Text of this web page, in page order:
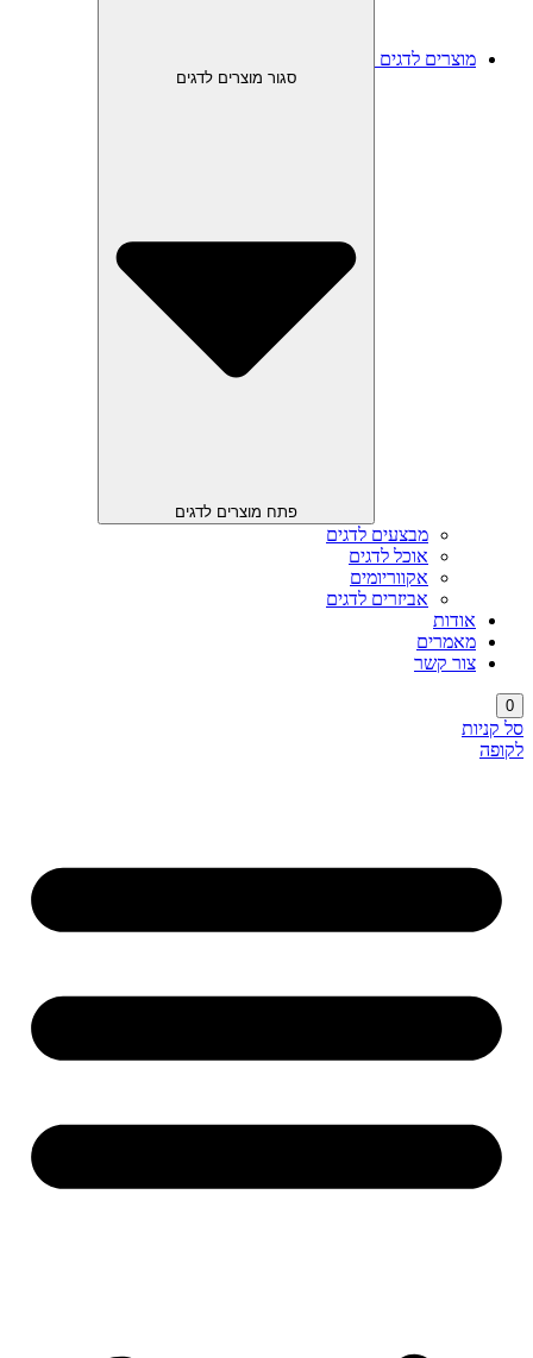
מוצרים לדגים
סגור מוצרים לדגים
פתח מוצרים לדגים
מבצעים לדגים
אוכל לדגים
אקווריומים
אביזרים לדגים
אודות
מאמרים
צור קשר
0
סל קניות
לקופה